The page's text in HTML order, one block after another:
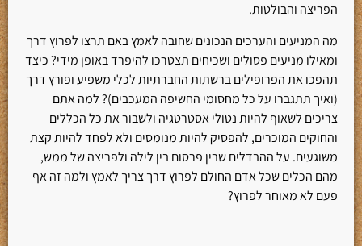
הפריצה והבולטות.
מה המניעים והערכים הנכונים שחובה לאמץ באם תרצו לפרוץ דרך
ומאילו מניעים פסולים ושכיחים תצטרכו להיפרד באופן מידי? כיצד
תהפכו את הפרופילים ברשתות החברתיות לכלי משפיע ופורץ דרך
(ואיך תתגברו על כל מחסומי החשיפה המעכבים)? למה אתם
צריכים לשאוף להיות נטולי אסטרטגיה ולשבור את כל הכללים
והחוקים המוכרים, להפסיק להיות מנומסים ולא לפחד להיות קצת
משוגעים. על ההבדלים שבין פרסום בין לילה ולפריצה של ממש,
מהם הכלים שכל אדם החולם לפרוץ דרך צריך לאמץ ולמה זה אף
פעם לא מאוחר לפרוץ?